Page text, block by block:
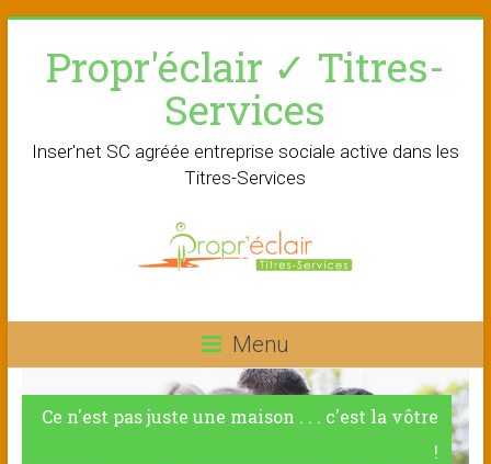
contentPropr'éclair ✓ Titres-
Services
Inser'net SC agréée entreprise sociale active dans les
Titres-Services
Menu
Ce n'est pas juste une maison . . . c'est la vôtre
!